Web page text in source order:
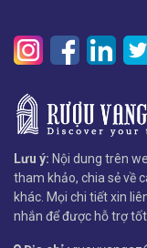
Lưu ý: Nội dung trên
tham khảo, chia sẻ về
khác. Mọi chi tiết xin
nhắn để được hỗ trợ tốt